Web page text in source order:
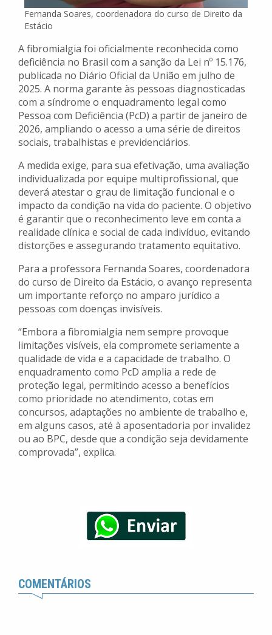
Fernanda Soares, coordenadora do curso de Direito da
Estácio
A fibromialgia foi oficialmente reconhecida como
deficiência no Brasil com a sanção da Lei nº 15.176,
publicada no Diário Oficial da União em julho de
2025. A norma garante às pessoas diagnosticadas
com a síndrome o enquadramento legal como
Pessoa com Deficiência (PcD) a partir de janeiro de
2026, ampliando o acesso a uma série de direitos
sociais, trabalhistas e previdenciários.
A medida exige, para sua efetivação, uma avaliação
individualizada por equipe multiprofissional, que
deverá atestar o grau de limitação funcional e o
impacto da condição na vida do paciente. O objetivo
é garantir que o reconhecimento leve em conta a
realidade clínica e social de cada indivíduo, evitando
distorções e assegurando tratamento equitativo.
Para a professora Fernanda Soares, coordenadora
do curso de Direito da Estácio, o avanço representa
um importante reforço no amparo jurídico a
pessoas com doenças invisíveis.
“Embora a fibromialgia nem sempre provoque
limitações visíveis, ela compromete seriamente a
qualidade de vida e a capacidade de trabalho. O
enquadramento como PcD amplia a rede de
proteção legal, permitindo acesso a benefícios
como prioridade no atendimento, cotas em
concursos, adaptações no ambiente de trabalho e,
em alguns casos, até à aposentadoria por invalidez
ou ao BPC, desde que a condição seja devidamente
comprovada”, explica.
COMENTÁRIOS